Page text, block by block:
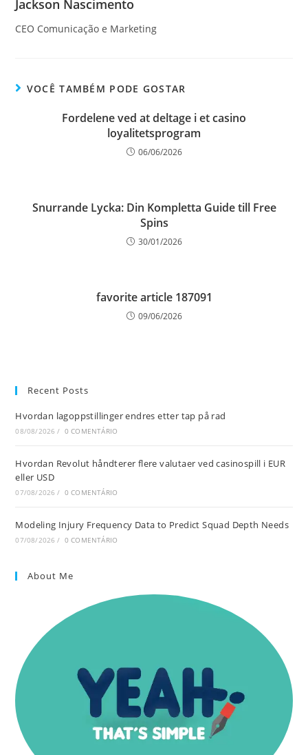
Jackson Nascimento
CEO Comunicação e Marketing
VOCÊ TAMBÉM PODE GOSTAR
Fordelene ved at deltage i et casino
loyalitetsprogram
06/06/2026
Snurrande Lycka: Din Kompletta Guide till Free
Spins
30/01/2026
favorite article 187091
09/06/2026
Recent Posts
Hvordan lagoppstillinger endres etter tap på rad
08/08/2026 / 0 COMENTÁRIO
Hvordan Revolut håndterer flere valutaer ved casinospill i EUR
eller USD
07/08/2026 / 0 COMENTÁRIO
Modeling Injury Frequency Data to Predict Squad Depth Needs
07/08/2026 / 0 COMENTÁRIO
About Me